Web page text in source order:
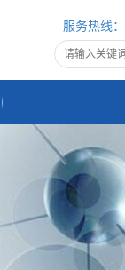
服务热线：